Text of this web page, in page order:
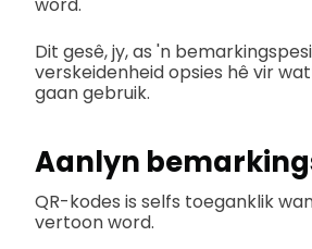
word.
Dit gesê, jy, as 'n
verskeidenheid opsies hê vir
gaan gebruik.
Aanlyn
QR-kodes is selfs toeganklik
vertoon word.